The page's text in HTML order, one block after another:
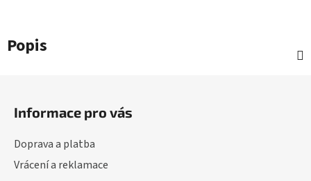
Popis
Informace pro vás
Doprava a platba
Vrácení a reklamace